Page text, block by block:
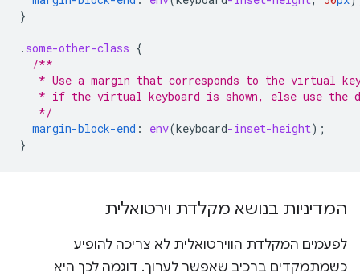
}
. some-other-class {
/**
* Use a margin that corresponds to the virtual
* if the virtual keyboard is shown, else use the
   */
margin-block-end : env(keyboard-inset-height);
}
המדיניות בנושא מקלדת וירטואלית
לפעמים המקלדת הווירטואלית לא צריכה להופיע
כשמתמקדים ברכיב שאפשר לערוך. דוגמה לכך היא